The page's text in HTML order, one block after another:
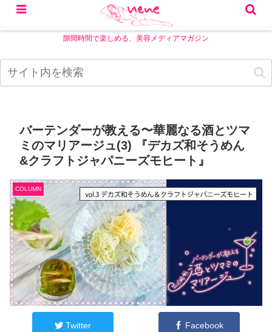
隙間時間で楽しめる、美容メディアマガジン
バーテンダーが教える〜華麗なる酒とツマ
ミのマリアージュ(3) 『デカズ和そうめん
&クラフトジャパニーズモヒート』
COLUMN
Twitter Facebook